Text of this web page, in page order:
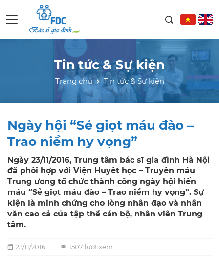
Tin tức & Sự kiện
Trang chủ Tin tức & Sự kiện
Ngày hội “Sẻ giọt máu đào –
Trao niềm hy vọng”
Ngày 23/11/2016, Trung tâm bác sĩ gia đình Hà Nội
đã phối hợp với Viện Huyết học – Truyền máu
Trung ương tổ chức thành công ngày hội hiến
máu “Sẻ giọt máu đào – Trao niềm hy vọng”. Sự
kiện là minh chứng cho lòng nhân đạo và nhân
văn cao cả của tập thể cán bộ, nhân viên Trung
tâm.
23/11/2016 1507 lượt xem